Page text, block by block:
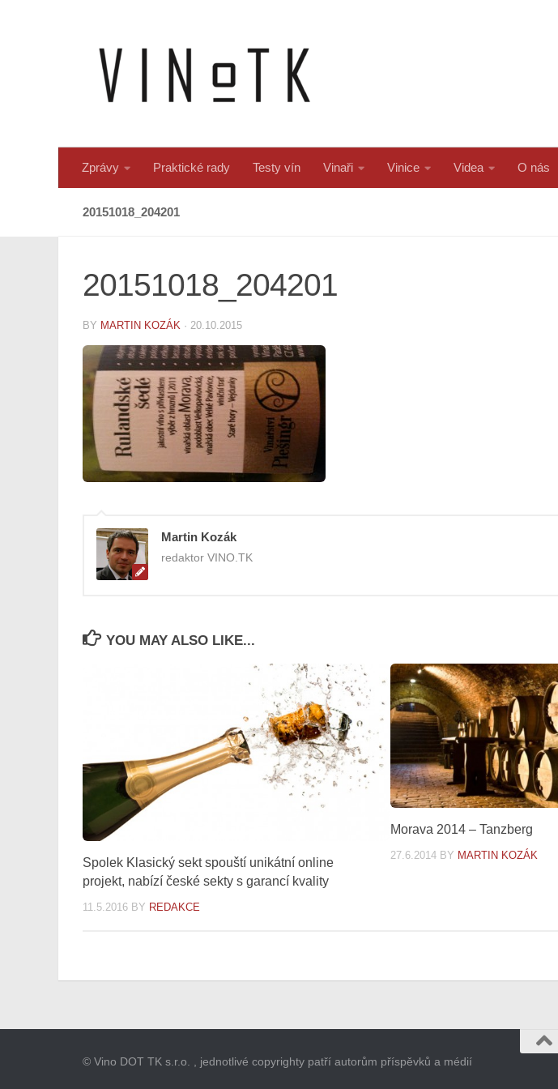
Zprávy Praktické rady Testy vín Vinaři Vinice Videa O nás
20151018_204201
20151018_204201
BY MARTIN KOZÁK · 20.10.2015
Martin Kozák
redaktor VINO.TK
YOU MAY ALSO LIKE...
Spolek Klasický sekt spouští unikátní online
projekt, nabízí české sekty s garancí kvality
11.5.2016 BY REDAKCE
Morava 2014 – Tanzberg
27.6.2014BY MARTIN KOZÁK
© Vino DOT TK s.r.o. , jednotlivé copyrighty patří autorům příspěvků a médií